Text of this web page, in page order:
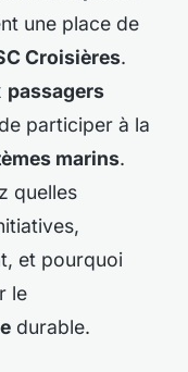
une place de
Croisières.
passagers
participer à la
marins.
quelles
et pourquoi
le
durable.